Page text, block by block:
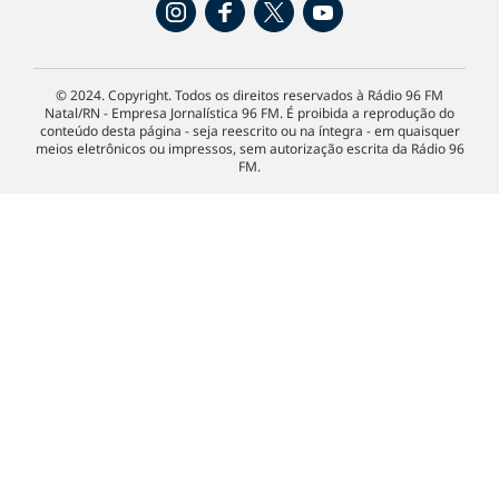
© 2024. Copyright. Todos os direitos reservados à Rádio 96 FM
Natal/RN - Empresa Jornalística 96 FM. É proibida a reprodução do
conteúdo desta página - seja reescrito ou na íntegra - em quaisquer
meios eletrônicos ou impressos, sem autorização escrita da Rádio 96
FM.